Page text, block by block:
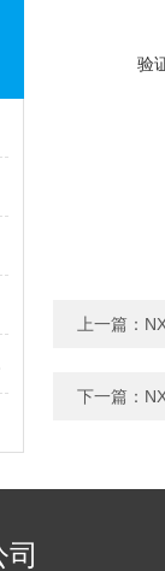
验
上一篇：
下一篇：